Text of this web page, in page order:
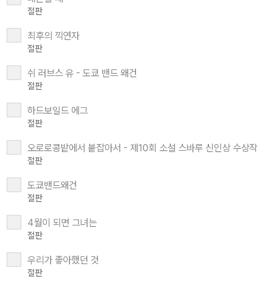
절판
최후의 끽연자
절판
쉬 러브스 유 - 도쿄 밴드 왜건
절판
하드보일드 에그
절판
오로로콩밭에서 붙잡아서 - 제10회 소설 스바루 신인상 수상작
절판
도쿄밴드왜건
절판
4월이 되면 그녀는
절판
우리가 좋아했던 것
절판